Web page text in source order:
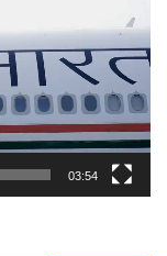
03:54